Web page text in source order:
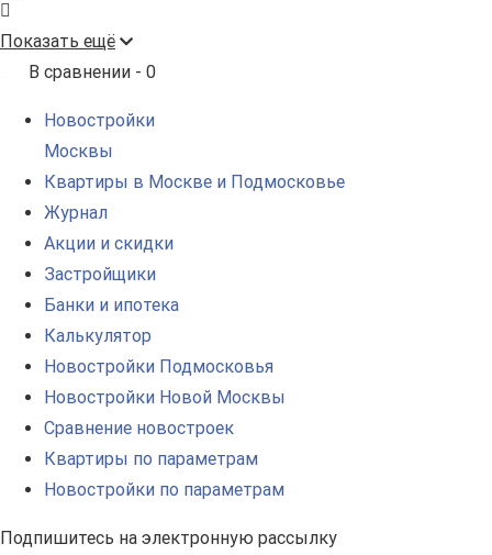
Показать ещё
В сравнении - 0
Новостройки
Москвы
Квартиры в Москве и Подмосковье
Журнал
Акции и скидки
Застройщики
Банки и ипотека
Калькулятор
Новостройки Подмосковья
Новостройки Новой Москвы
Сравнение новостроек
Квартиры по параметрам
Новостройки по параметрам
Подпишитесь на электронную рассылку